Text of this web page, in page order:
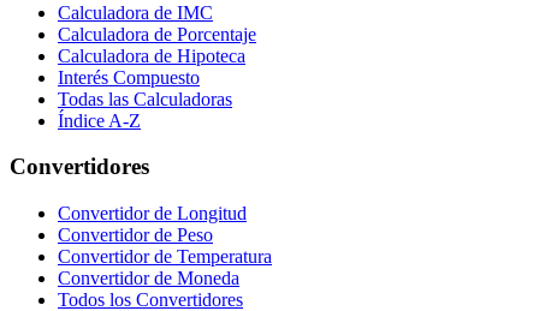
Calculadora de IMC
Calculadora de Porcentaje
Calculadora de Hipoteca
Interés Compuesto
Todas las Calculadoras
Índice A-Z
Convertidores
Convertidor de Longitud
Convertidor de Peso
Convertidor de Temperatura
Convertidor de Moneda
Todos los Convertidores